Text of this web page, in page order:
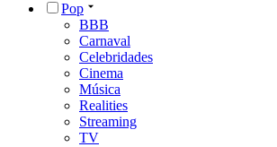
Pop
BBB
Carnaval
Celebridades
Cinema
Música
Realities
Streaming
TV